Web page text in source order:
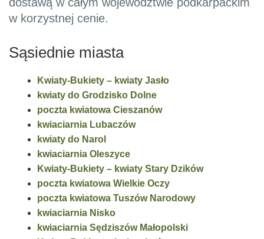
w korzystnej cenie.
Sąsiednie miasta
Kwiaty-Bukiety – kwiaty Jasło
kwiaty do Grodzisko Dolne
poczta kwiatowa Cieszanów
kwiaciarnia Lubaczów
kwiaty do Narol
kwiaciarnia Oleszyce
Kwiaty-Bukiety – kwiaty Stary Dzików
poczta kwiatowa Wielkie Oczy
poczta kwiatowa Tuszów Narodowy
kwiaciarnia Nisko
kwiaciarnia Sędziszów Małopolski